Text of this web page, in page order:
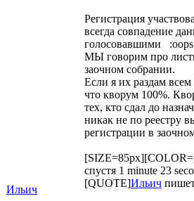
Ильич
Регистрация
всегда совпадение
голосовавшими
МЫ говорим про
заочном собрании.
Если я их раздам всем
что кворум 100%.
тех, кто сдал до
никак не по реестру
регистрации в
спустя 1 minute 23
[QUOTE]Ильич